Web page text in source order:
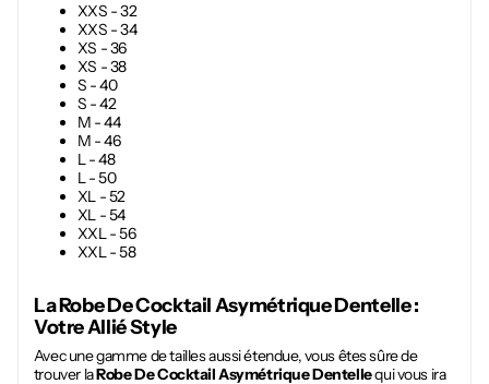
XXS - 32
XXS - 34
XS - 36
XS - 38
S - 40
S - 42
M - 44
M - 46
L - 48
L - 50
XL - 52
XL - 54
XXL - 56
XXL - 58
LaRobe De Cocktail Asymétrique Dentelle:
Votre Allié Style
Avec une gamme de tailles aussi étendue, vous êtes sûre de
trouver laRobe De Cocktail Asymétrique Dentellequi vous ira